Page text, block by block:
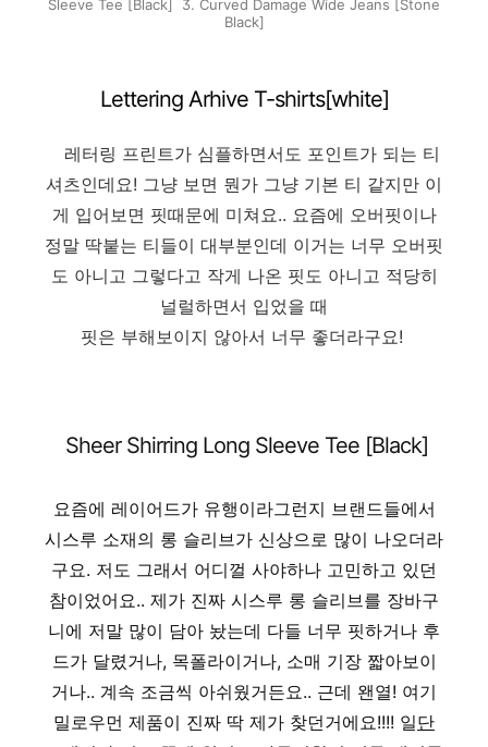
Sleeve Tee [Black] 3. Curved Damage Wide Jeans [Stone
Black]
Lettering Arhive T-shirts[white]
레터링 프린트가 심플하면서도 포인트가 되는 티
셔츠인데요! 그냥 보면 뭔가 그냥 기본 티 같지만 이
게 입어보면 핏때문에 미쳐요.. 요즘에 오버핏이나
정말 딱붙는 티들이 대부분인데 이거는 너무 오버핏
도 아니고 그렇다고 작게 나온 핏도 아니고 적당히
널럴하면서 입었을 때
핏은 부해보이지 않아서 너무 좋더라구요!
Sheer Shirring Long Sleeve Tee [Black]
요즘에 레이어드가 유행이라그런지 브랜드들에서
시스루 소재의 롱 슬리브가 신상으로 많이 나오더라
구요. 저도 그래서 어디껄 사야하나 고민하고 있던
참이었어요.. 제가 진짜 시스루 롱 슬리브를 장바구
니에 저말 많이 담아 놨는데 다들 너무 핏하거나 후
드가 달렸거나, 목폴라이거나, 소매 기장 짧아보이
거나.. 계속 조금씩 아쉬웠거든요.. 근데 왠열! 여기
밀로우먼 제품이 진짜 딱 제가 찾던거에요!!!! 일단